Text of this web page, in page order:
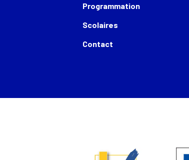
Programmation
Scolaires
Contact